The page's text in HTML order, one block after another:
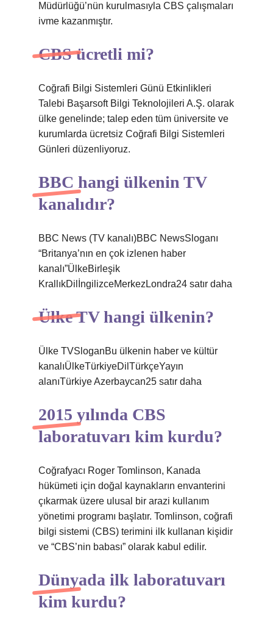
Müdürlüğü’nün kurulmasıyla CBS çalışmaları
ivme kazanmıştır.
CBS ücretli mi?
Coğrafi Bilgi Sistemleri Günü Etkinlikleri
Talebi Başarsoft Bilgi Teknolojileri A.Ş. olarak
ülke genelinde; talep eden tüm üniversite ve
kurumlarda ücretsiz Coğrafi Bilgi Sistemleri
Günleri düzenliyoruz.
BBC hangi ülkenin TV
kanalıdır?
BBC News (TV kanalı)BBC NewsSloganı
“Britanya’nın en çok izlenen haber
kanalı”ÜlkeBirleşik
KrallıkDilİngilizceMerkezLondra24 satır daha
Ülke TV hangi ülkenin?
Ülke TVSloganBu ülkenin haber ve kültür
kanalıÜlkeTürkiyeDilTürkçeYayın
alanıTürkiye Azerbaycan25 satır daha
2015 yılında CBS
laboratuvarı kim kurdu?
Coğrafyacı Roger Tomlinson, Kanada
hükümeti için doğal kaynakların envanterini
çıkarmak üzere ulusal bir arazi kullanım
yönetimi programı başlatır. Tomlinson, coğrafi
bilgi sistemi (CBS) terimini ilk kullanan kişidir
ve “CBS’nin babası” olarak kabul edilir.
Dünyada ilk laboratuvarı
kim kurdu?